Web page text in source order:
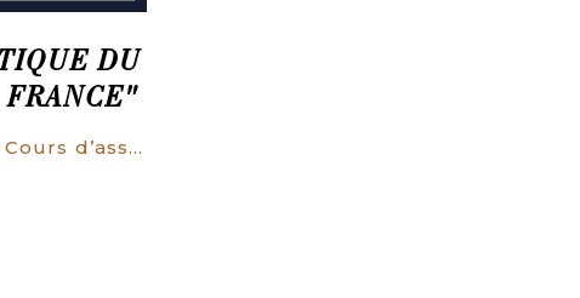
DU
Procès des lettres. Cours d’assises de la Seine du 24 avril 1841.